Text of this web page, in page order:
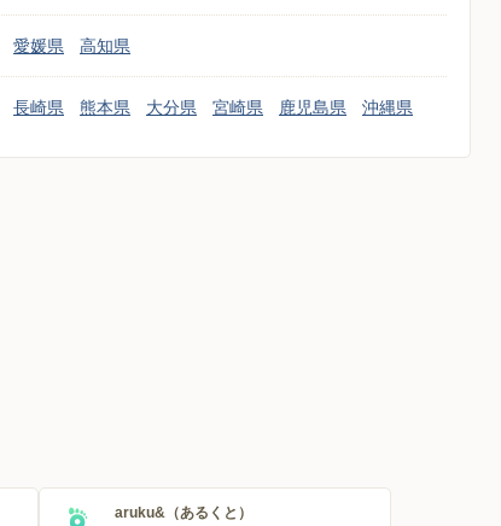
愛媛県 高知県
長崎県 熊本県 大分県 宮崎県 鹿児島県 沖縄県
aruku&（あるくと）